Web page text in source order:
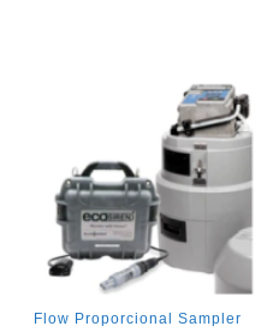
Flow Proporcional Sampler